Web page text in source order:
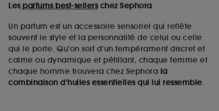
Lesparfums best-sellerschez Sephora
Un parfum est un accessoire sensoriel qui reflète
souvent le style et la personnalité de celui ou celle
qui le porte. Qu’on soit d’un tempérament discret et
calme ou dynamique et pétillant, chaque femme et
chaque homme trouvera chez Sephora la
combinaison d’huiles essentielles qui lui ressemble.